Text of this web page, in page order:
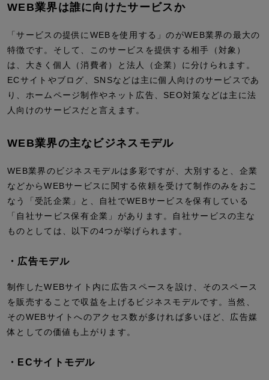
WEB業界は誰に向けたサービスか
「サービスの提供にWEBを使用する」のがWEB業界の最大の
特徴です。そして、このサービスを提供する相手（対象）
は、大きく個人（消費者）と法人（企業）に分けられます。
ECサイトやブログ、SNSなどは主に個人向けのサービスであ
り、ホームページ制作やネット広告、SEO対策などは主に法
人向けのサービスだと言えます。
WEB業界の主なビジネスモデル
WEB業界のビジネスモデルは多彩ですが、大別すると、企業
などからWEBサービスに関する依頼を受けて制作のみをおこ
なう「受託企業」と、自社でWEBサービスを保有している
「自社サービス保有企業」があります。自社サービスの主な
ものとしては、以下の4つが挙げられます。
・広告モデル
制作したWEBサイト内に広告スペースを設け、そのスペース
を販売することで収益を上げるビジネスモデルです。当然、
そのWEBサイトへのアクセス数が多ければ多いほど、広告媒
体としての価値も上がります。
・ECサイトモデル